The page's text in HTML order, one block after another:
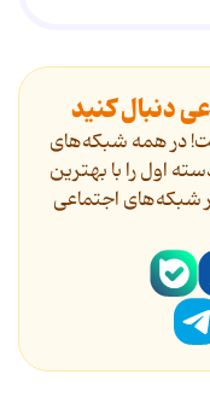
دنبال کنید
در همه شبکه‌های
اول را با بهترین
شبکه‌های اجتماعی